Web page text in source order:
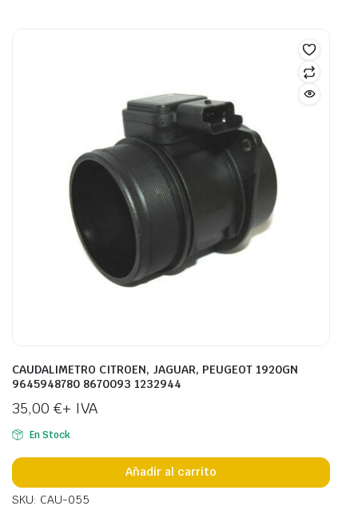
CAUDALIMETRO CITROEN, JAGUAR, PEUGEOT 1920GN
9645948780 8670093 1232944
35,00 €+ IVA
En Stock
Añadir al carrito
SKU: CAU-055